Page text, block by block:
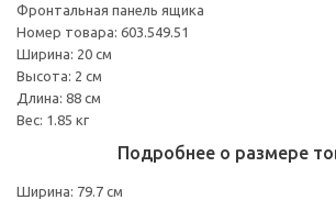
Фронтальная панель ящика
Номер товара: 603.549.51
Ширина: 20 см
Высота: 2 см
Длина: 88 см
Вес: 1.85 кг
Подробнее о размере
Ширина: 79.7 см